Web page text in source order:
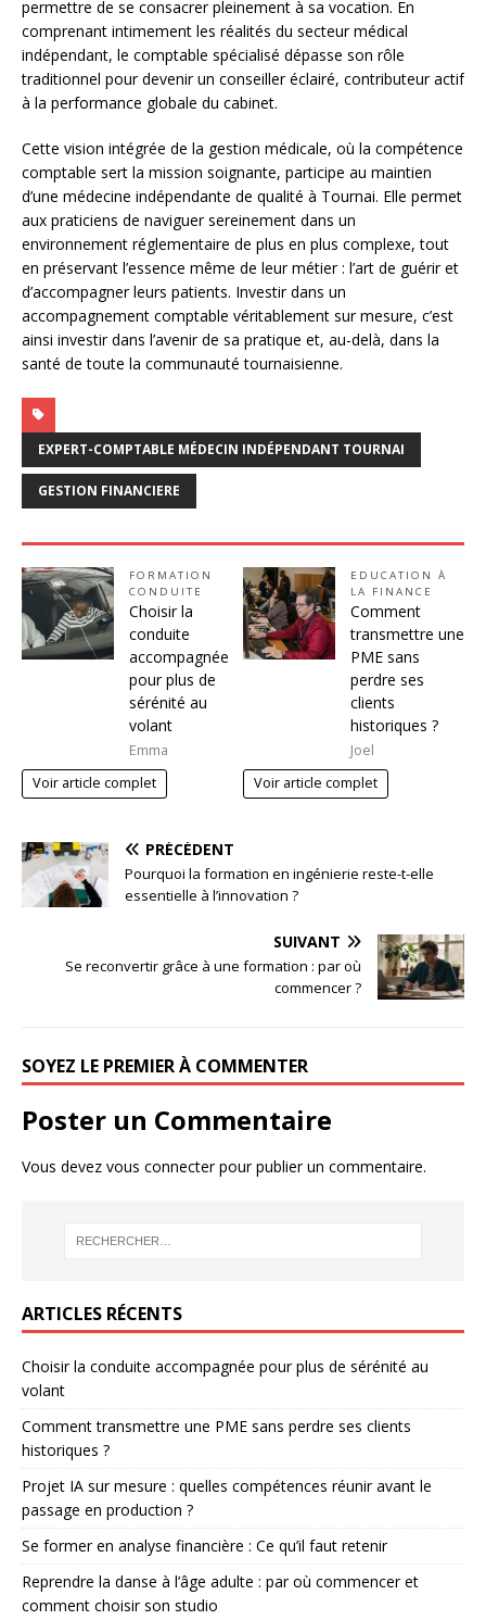
permettre de se consacrer pleinement à sa vocation. En
comprenant intimement les réalités du secteur médical
indépendant, le comptable spécialisé dépasse son rôle
traditionnel pour devenir un conseiller éclairé, contributeur actif
à la performance globale du cabinet.
Cette vision intégrée de la gestion médicale, où la compétence
comptable sert la mission soignante, participe au maintien
d’une médecine indépendante de qualité à Tournai. Elle permet
aux praticiens de naviguer sereinement dans un
environnement réglementaire de plus en plus complexe, tout
en préservant l’essence même de leur métier : l’art de guérir et
d’accompagner leurs patients. Investir dans un
accompagnement comptable véritablement sur mesure, c’est
ainsi investir dans l’avenir de sa pratique et, au-delà, dans la
santé de toute la communauté tournaisienne.
EXPERT-COMPTABLE MÉDECIN INDÉPENDANT TOURNAI
GESTION FINANCIERE
FORMATION
CONDUITE
Choisir la
conduite
accompagnée
pour plus de
sérénité au
volant
Emma
Voir article complet
EDUCATION À
LA FINANCE
Comment
transmettre une
PME sans
perdre ses
clients
historiques ?
Joel
Voir article complet
PRÉCÉDENT
Pourquoi la formation en ingénierie reste-t-elle
essentielle à l’innovation ?
SUIVANT
Se reconvertir grâce à une formation : par où
commencer ?
SOYEZ LE PREMIER À COMMENTER
Poster un Commentaire
Vous devez vous connecterpour publier un commentaire.
ARTICLES RÉCENTS
Choisir la conduite accompagnée pour plus de sérénité au
volant
Comment transmettre une PME sans perdre ses clients
historiques ?
Projet IA sur mesure : quelles compétences réunir avant le
passage en production ?
Se former en analyse financière : Ce qu’il faut retenir
Reprendre la danse à l’âge adulte : par où commencer et
comment choisir son studio